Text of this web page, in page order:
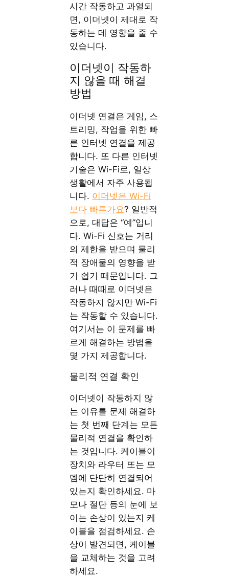
시간 작동하고 과열되
면, 이더넷이 제대로 작
동하는 데 영향을 줄 수
있습니다.
이더넷이 작동하
지 않을 때 해결
방법
이더넷 연결은 게임, 스
트리밍, 작업을 위한 빠
른 인터넷 연결을 제공
합니다. 또 다른 인터넷
기술은 Wi-Fi로, 일상
생활에서 자주 사용됩
니다. 이더넷은 Wi-Fi
보다 빠른가요? 일반적
으로, 대답은 “예”입니
다. Wi-Fi 신호는 거리
의 제한을 받으며 물리
적 장애물의 영향을 받
기 쉽기 때문입니다. 그
러나 때때로 이더넷은
작동하지 않지만 Wi-Fi
는 작동할 수 있습니다.
여기서는 이 문제를 빠
르게 해결하는 방법을
몇 가지 제공합니다.
물리적 연결 확인
이더넷이 작동하지 않
는 이유를 문제 해결하
는 첫 번째 단계는 모든
물리적 연결을 확인하
는 것입니다. 케이블이
장치와 라우터 또는 모
뎀에 단단히 연결되어
있는지 확인하세요. 마
모나 절단 등의 눈에 보
이는 손상이 있는지 케
이블을 점검하세요. 손
상이 발견되면, 케이블
을 교체하는 것을 고려
하세요.